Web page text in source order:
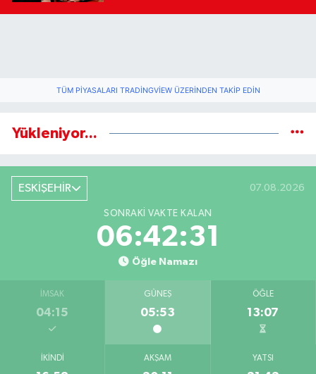
TÜM PIYASALARI TRADINGVIEW ÜZERINDEN TAKIP EDIN
Yükleniyor...
ESKİŞEHİR 07.08.2026
SONRAKI VAKTE KALAN
06:42:31
Öğle Namazı
İMSAK
04:15
GÜNEŞ
05:53
ÖĞLE
13:07
İKINDI AKŞAM YATSI